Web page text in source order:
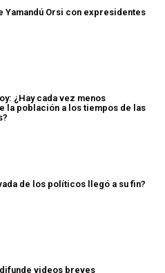
Yamandú Orsi con expresidentes
¿Hay cada vez menos
la población a los tiempos de las
de los políticos llegó a su fin?
videos breves